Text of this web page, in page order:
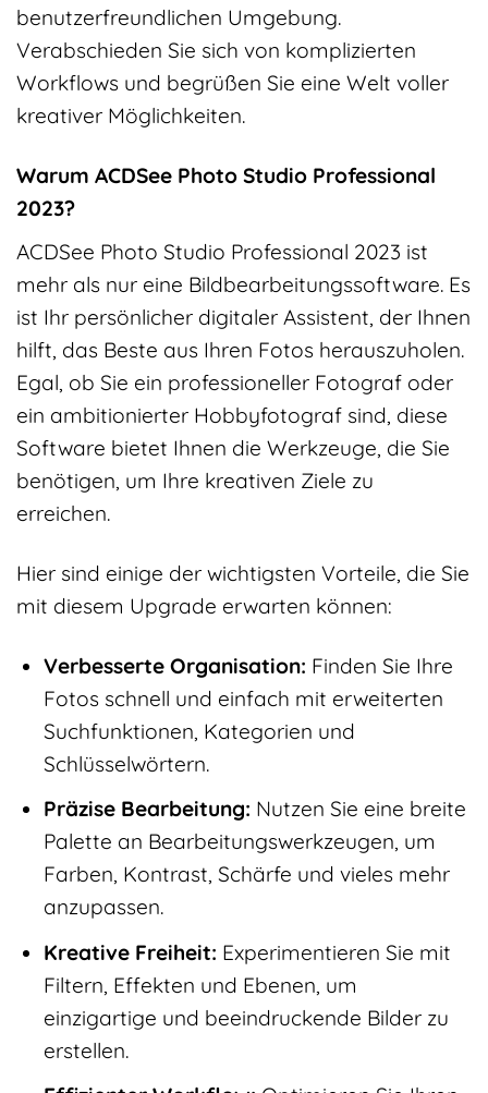
benutzerfreundlichen Umgebung.
Verabschieden Sie sich von komplizierten
Workflows und begrüßen Sie eine Welt voller
kreativer Möglichkeiten.
Warum ACDSee Photo Studio Professional
2023?
ACDSee Photo Studio Professional 2023 ist
mehr als nur eine Bildbearbeitungssoftware. Es
ist Ihr persönlicher digitaler Assistent, der Ihnen
hilft, das Beste aus Ihren Fotos herauszuholen.
Egal, ob Sie ein professioneller Fotograf oder
ein ambitionierter Hobbyfotograf sind, diese
Software bietet Ihnen die Werkzeuge, die Sie
benötigen, um Ihre kreativen Ziele zu
erreichen.
Hier sind einige der wichtigsten Vorteile, die Sie
mit diesem Upgrade erwarten können:
Verbesserte Organisation: Finden Sie Ihre
Fotos schnell und einfach mit erweiterten
Suchfunktionen, Kategorien und
Schlüsselwörtern.
Präzise Bearbeitung: Nutzen Sie eine breite
Palette an Bearbeitungswerkzeugen, um
Farben, Kontrast, Schärfe und vieles mehr
anzupassen.
Kreative Freiheit: Experimentieren Sie mit
Filtern, Effekten und Ebenen, um
einzigartige und beeindruckende Bilder zu
erstellen.